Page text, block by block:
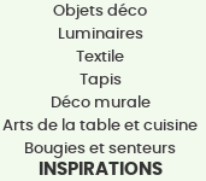
Objets déco
Luminaires
Textile
Tapis
Déco murale
Arts de la table et cuisine
Bougies et senteurs
INSPIRATIONS